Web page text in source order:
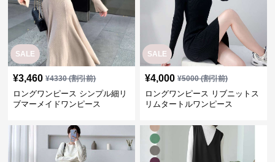
SALE
¥3,460 ¥4330(割引前)
ロングワンピース シンプル細リ
ブマーメイドワンピース
SALE
¥4,000 ¥5000(割引前)
ロングワンピース リブニットス
リムタートルワンピース